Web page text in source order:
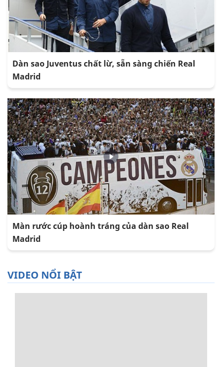
Dàn sao Juventus chất lừ, sẵn sàng chiến Real
Madrid
Màn rước cúp hoành tráng của dàn sao Real
Madrid
VIDEO NỔI BẬT